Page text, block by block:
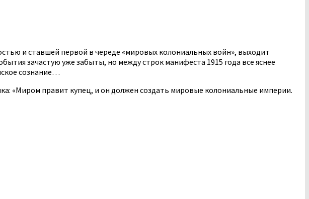
и ставшей первой в череде «мировых колониальных войн», выходит
зачастую уже забыты, но между строк манифеста 1915 года все яснее
сознание…
«Миром правит купец, и он должен создать мировые колониальные империи.